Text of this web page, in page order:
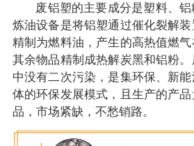
废铝塑的主要成分是塑料、
炼油设备是将铝塑通过催化裂解
精制为燃料油，产生的高热值燃气
其余物品精制成热解炭黑和铝粉
中没有二次污染，是集环保、新
体的环保发展模式，且生产的产
品，市场紧缺，不愁销路。